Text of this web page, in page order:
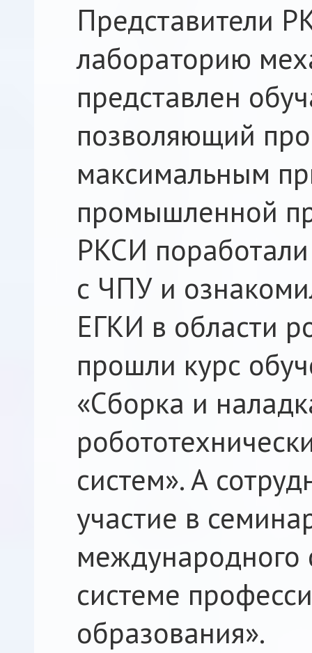
Представители
лабораторию
представлен
позволяющий
максимальным
промышленной
РКСИ
с ЧПУ и
ЕГКИ в области
прошли курс
«Сборка и
систем». А
участие в
международного
системе
образования».